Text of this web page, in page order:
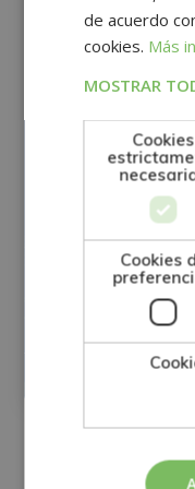
Máster
Learning e
de acuerdo
cookies. Más
MOSTRAR
Cookies
Cookies